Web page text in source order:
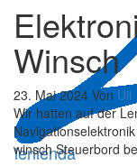
lenienda
Winsch
23. Mai 2024 Von Uli
Wir hatten auf der
winsch Steuerbord